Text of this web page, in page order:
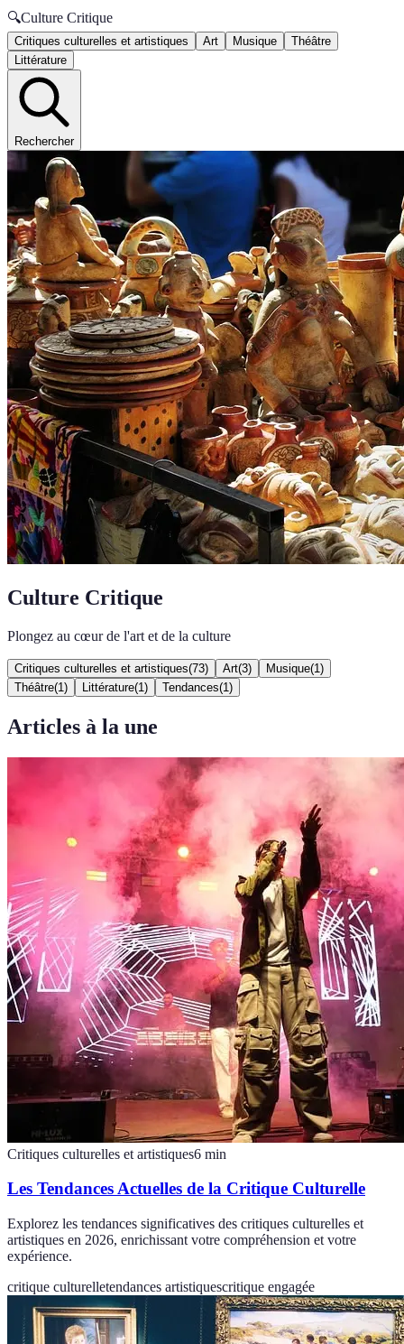
🔍Culture Critique
Critiques culturelles et artistiques Art Musique
Théâtre
Littérature
Rechercher
Culture Critique
Plongez au cœur de l'art et de la culture
Critiques culturelles et artistiques(73) Art(3) Musique(1 )
Théâtre(1 ) Littérature(1 ) Tendances(1 )
Articles à la une
Critiques culturelles et artistiques6 min
Les Tendances Actuelles de la Critique Culturelle
Explorez les tendances significatives des critiques culturelles et
artistiques en 2026, enrichissant votre compréhension et votre
expérience.
critique culturelletendances artistiquescritique engagée